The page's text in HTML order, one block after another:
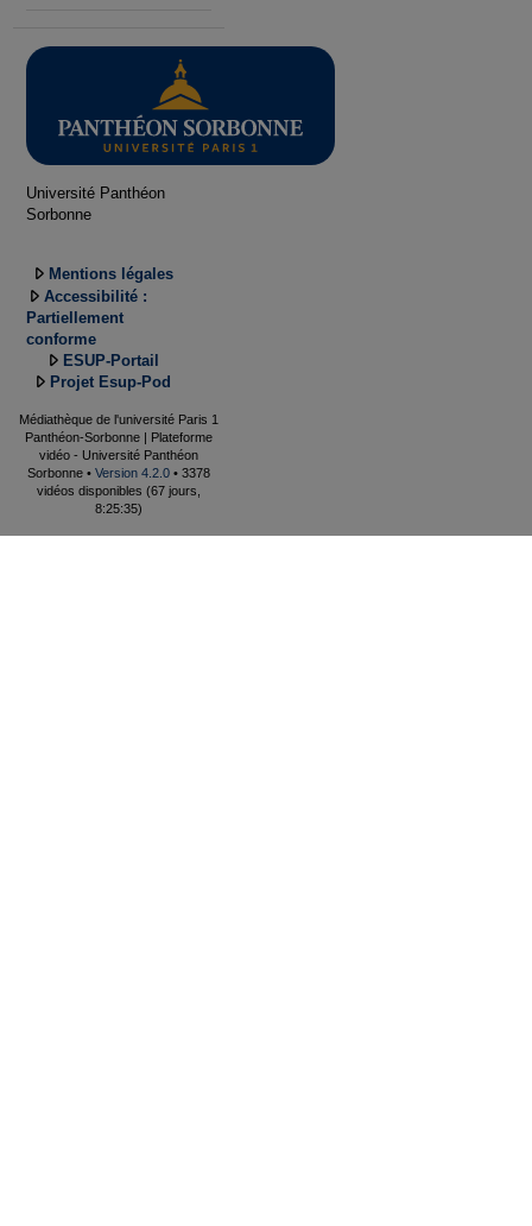
Université Panthéon
Sorbonne
Mentions légales
Accessibilité :
Partiellement
conforme
ESUP-Portail
Projet Esup-Pod
Médiathèque de l'université Paris 1
Panthéon-Sorbonne | Plateforme
vidéo - Université Panthéon
Sorbonne • Version 4.2.0 • 3378
vidéos disponibles (67 jours,
8:25:35)